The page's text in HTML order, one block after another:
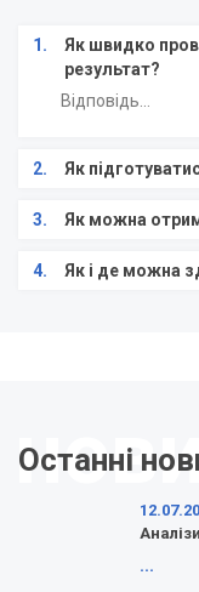
1.
Як швидко
результат?
Відповідь...
2. Як
3. Як можна
4. Як і де можна
Останні
...